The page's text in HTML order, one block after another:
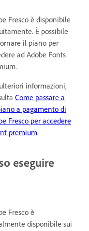
Fresco è disponibile
È possibile
il piano per
ad Adobe Fonts
informazioni,
Come passare a
a pagamento di
Fresco per accedere
premium.
eseguire
Fresco è
disponibile sui